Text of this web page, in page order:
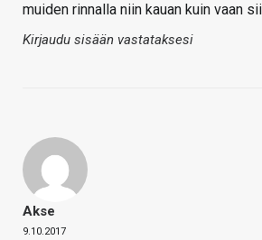
muiden rinnalla niin kauan kuin vaan
Kirjaudu sisään vastataksesi
Akse
9.10.2017